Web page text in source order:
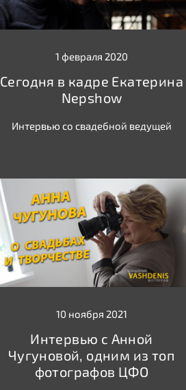
1 февраля 2020
Сегодня в кадре Екатерина
Nepshow
Интервью со свадебной ведущей
10 ноября 2021
Интервью с Анной
Чугуновой, одним из топ
фотографов ЦФО